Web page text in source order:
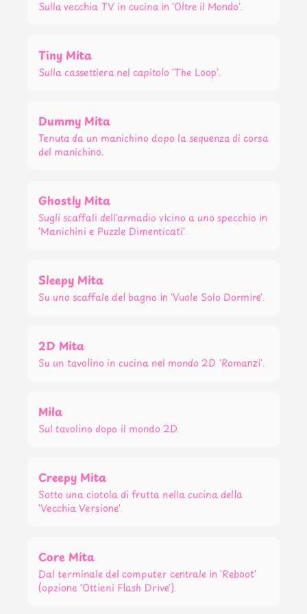
Sulla vecchia TV in cucina in 'Oltre il Mondo'.
Tiny Mita
Sulla cassettiera nel capitolo 'The Loop'.
Dummy Mita
Tenuta da un manichino dopo la sequenza di corsa
del manichino.
Ghostly Mita
Sugli scaffali dell'armadio vicino a uno specchio in
'Manichini e Puzzle Dimenticati'.
Sleepy Mita
Su uno scaffale del bagno in 'Vuole Solo Dormire'.
2D Mita
Su un tavolino in cucina nel mondo 2D 'Romanzi'.
Mila
Sul tavolino dopo il mondo 2D.
Creepy Mita
Sotto una ciotola di frutta nella cucina della
'Vecchia Versione'.
Core Mita
Dal terminale del computer centrale in 'Reboot'
(opzione 'Ottieni Flash Drive').